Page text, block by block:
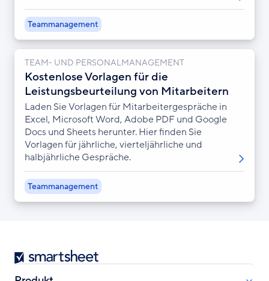
Teammanagement
TEAM- UND PERSONALMANAGEMENT
Kostenlose Vorlagen für die
Leistungsbeurteilung von Mitarbeitern
Laden Sie Vorlagen für Mitarbeitergespräche in
Excel, Microsoft Word, Adobe PDF und Google
Docs und Sheets herunter. Hier finden Sie
Vorlagen für jährliche, vierteljährliche und
halbjährliche Gespräche.
Teammanagement
Smartsheet